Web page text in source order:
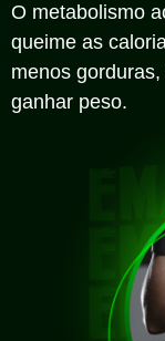
O metabolismo
queime as
menos
ganhar peso.